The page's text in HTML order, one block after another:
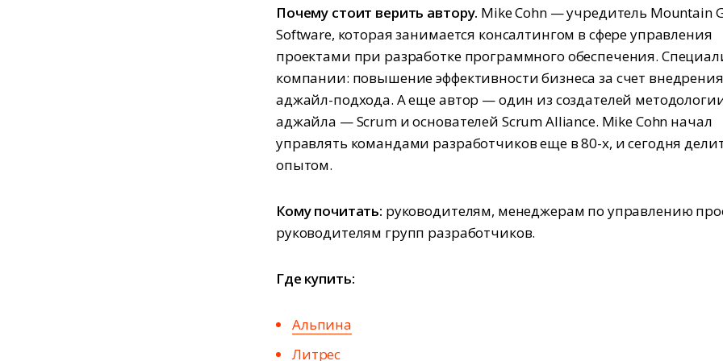
Почему стоит верить автору. Mike Cohn — учредитель Mountain
Software, которая занимается консалтингом в сфере управления
проектами при разработке программного обеспечения.
компании: повышение эффективности бизнеса за счет внедрения
аджайл-подхода. А еще автор — один из создателей
аджайла — Scrum и основателей Scrum Alliance. Mike Cohn начал
управлять командами разработчиков еще в 80-х, и сегодня
опытом.
Кому почитать: руководителям, менеджерам по управлению
руководителям групп разработчиков.
Где купить:
Альпина
Литрес